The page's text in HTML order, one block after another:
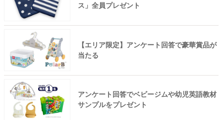
ス」全員プレゼント
【エリア限定】アンケート回答で豪華賞品が
当たる
アンケート回答でベビージムや幼児英語教材
サンプルをプレゼント